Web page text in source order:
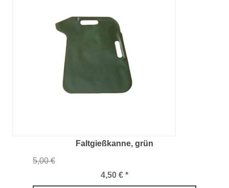
Faltgießkanne, grün
5,00 €
4,50 € *